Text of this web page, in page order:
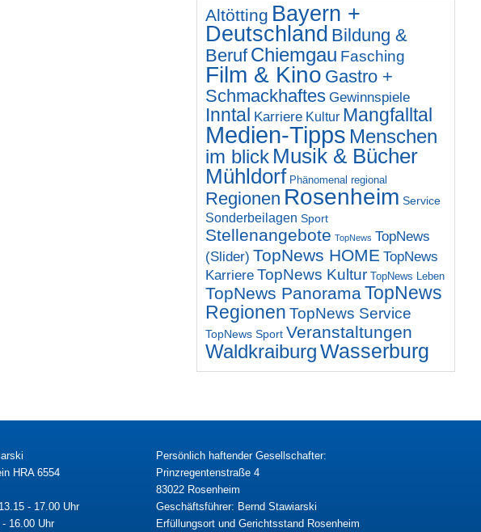
Altötting Bayern +
Deutschland Bildung &
Beruf Chiemgau Fasching
Film & Kino Gastro +
Schmackhaftes Gewinnspiele
Inntal Karriere Kultur Mangfalltal
Medien-Tipps Menschen
im blick Musik & Bücher
Mühldorf Phänomenal regional
Regionen Rosenheim Service
Sonderbeilagen Sport
Stellenangebote TopNews TopNews
(Slider) TopNews HOME TopNews
Karriere TopNews Kultur TopNews Leben
TopNews PanoramaTopNews
Regionen TopNews Service
TopNews Sport Veranstaltungen
WaldkraiburgWasserburg
HRA 6554
- 17.00 Uhr
16.00 Uhr
Persönlich haftender Gesellschafter:
Prinzregentenstraße 4
83022 Rosenheim
Geschäftsführer: Bernd Stawiarski
Erfüllungsort und Gerichtsstand Rosenheim